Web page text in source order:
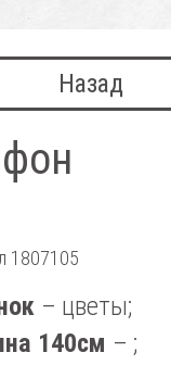
Назад
1807105
– цветы;
140см – ;